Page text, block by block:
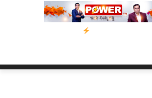
ನ್ಯೂಸ್ ಕಾರ್ಪ್‌ಗೆ ಎಐಯಿಂದ ಸಂಕಷ್ಟ: